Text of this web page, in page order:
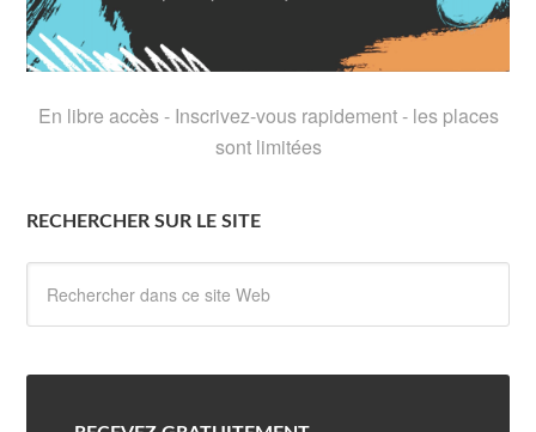
En libre accès - Inscrivez-vous rapidement - les places
sont limitées
RECHERCHER SUR LE SITE